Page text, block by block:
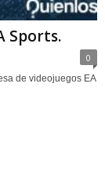
Sports.
0
de videojuegos EA